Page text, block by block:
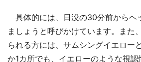
具体的には、日没の30分前からヘ
ましょうと呼びかけています。また
られる方には、サムシングイエロー
か1カ所でも、イエローのような視